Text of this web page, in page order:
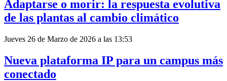
Adaptarse o morir: la respuesta evolutiva
de las plantas al cambio climático
Jueves 26 de Marzo de 2026 a las 13:53
Nueva plataforma IP para un campus más
conectado